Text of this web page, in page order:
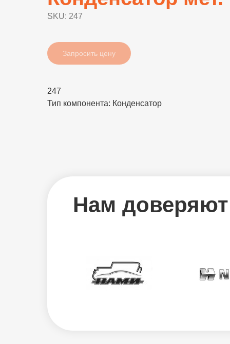
SKU: 247
Запросить цену
247
Тип компонента: Конденсатор
Нам доверяют